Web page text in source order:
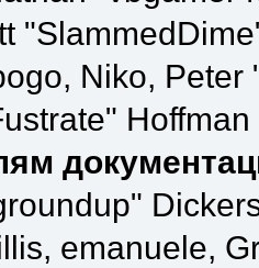
Niko,
emanuele,